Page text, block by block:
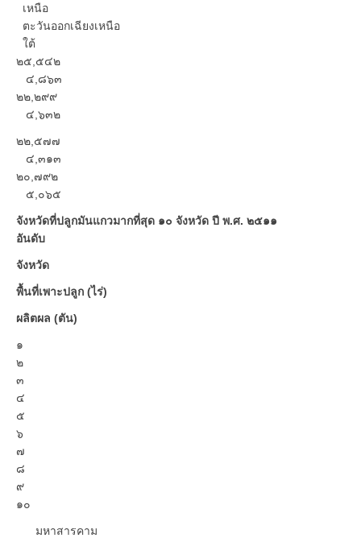
เหนือ
ตะวันออกเฉียงเหนือ
ใต้
๒๕,๕๔๒
๔,๘๖๓
๒๒,๒๙๙
๔,๖๓๒
๒๒,๕๗๗
๔,๓๑๓
๒๐,๗๙๒
๕,๐๖๕
จังหวัดที่ปลูกมันแกวมากที่สุด ๑๐ จังหวัด ปี พ.ศ. ๒๕๑๑
อันดับ
จังหวัด
พื้นที่เพาะปลูก (ไร่)
ผลิตผล (ตัน)
๑
๒
๓
๔
๕
๖
๗
๘
๙
๑๐
มหาสารคาม